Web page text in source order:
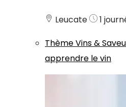
Leucate
1
ThèmeVins &
apprendre le vin